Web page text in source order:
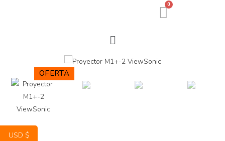
0
OFERTA
USD $